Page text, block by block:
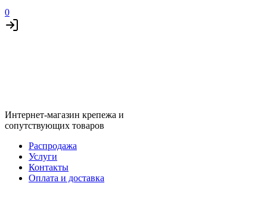
0
Интернет-магазин крепежа и
сопутствующих товаров
Распродажа
Услуги
Контакты
Оплата и доставка